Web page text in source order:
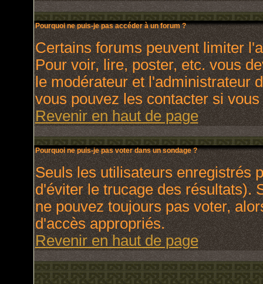
Pourquoi ne puis-je pas accéder à un forum ?
Certains forums peuvent limiter
Pour voir, lire, poster, etc. vous
le modérateur et l'administrateur
vous pouvez les contacter si
Revenir en haut de page
Pourquoi ne puis-je pas voter dans un sondage ?
Seuls les utilisateurs enregistrés
d'éviter le trucage des résultats).
ne pouvez toujours pas voter,
d'accès appropriés.
Revenir en haut de page